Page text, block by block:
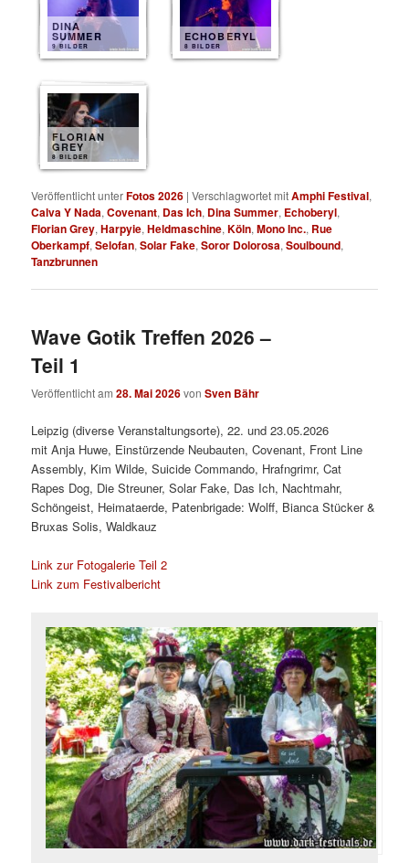
DINA
SUMMER
9 BILDER
ECHOBERYL
8 BILDER
FLORIAN
GREY
8 BILDER
Veröffentlicht unterFotos 2026 |Verschlagwortet mitAmphi Festival,
Calva Y Nada,Covenant, Das Ich, Dina Summer, Echoberyl,
Florian Grey,Harpyie,Heldmaschine,Köln,Mono Inc., Rue
Oberkampf,Selofan,Solar Fake,Soror Dolorosa,Soulbound,
Tanzbrunnen
Wave Gotik Treffen 2026 –
Teil 1
Veröffentlicht am28. Mai 2026vonSven Bähr
Leipzig (diverse Veranstaltungsorte), 22. und 23.05.2026
mit Anja Huwe, Einstürzende Neubauten, Covenant, Front Line
Assembly, Kim Wilde, Suicide Commando, Hrafngrimr, Cat
Rapes Dog, Die Streuner, Solar Fake, Das Ich, Nachtmahr,
Schöngeist, Heimataerde, Patenbrigade: Wolff, Bianca Stücker &
Bruxas Solis, Waldkauz
Link zur Fotogalerie Teil 2
Link zum Festivalbericht